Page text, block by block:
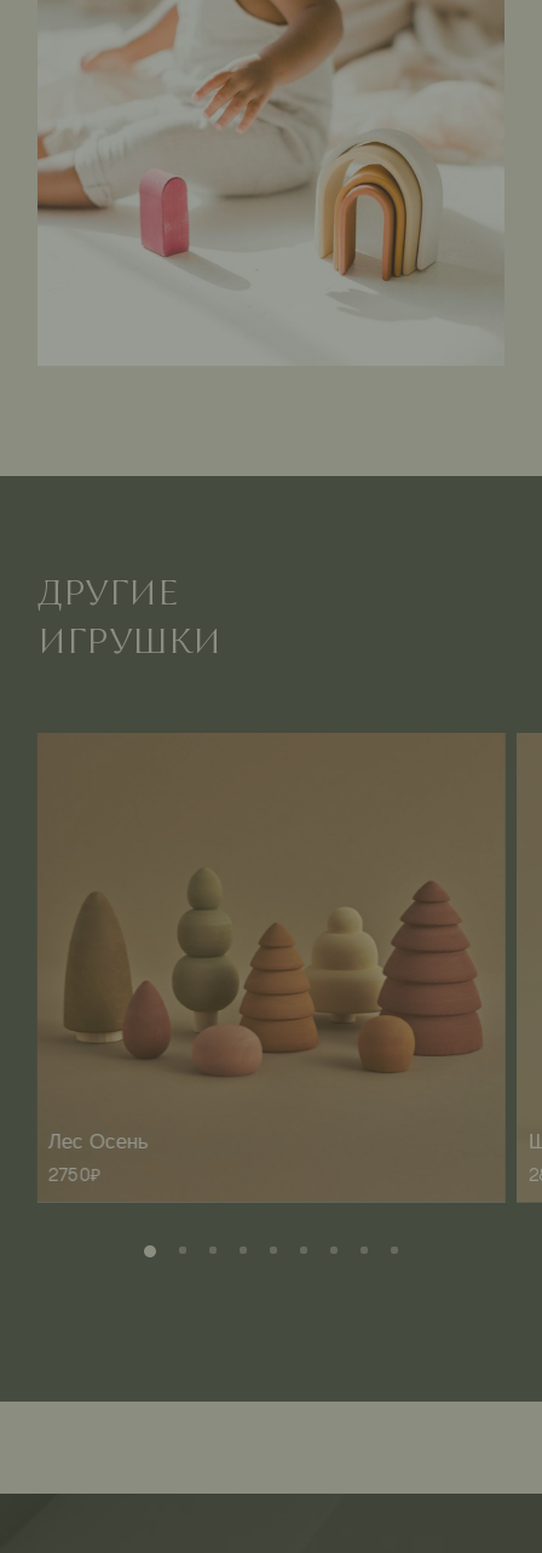
ДРУГИЕ
ИГРУШКИ
Лес Осень
2750₽